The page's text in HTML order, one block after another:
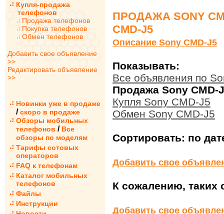
Купля-продажа
телефонов
Продажа телефонов
Покупка телефонов
Обмен телефонов
Добавить свое объявление
>>
Редактировать объявление
>>
Новинки уже в продаже
/ скоро в продаже
Обзоры мобильных
телефонов / Все
обзоры по моделям
Тарифы сотовых
операторов
FAQ к телефонам
Каталог мобильных
телефонов
Файлы
Инструкции
ПРОДАЖА SONY
CMD-J5
Описание Sony CMD-J5
Показывать:
Все объявления по
Продажа Sony CMD-
Купля Sony CMD-J5
Обмен Sony CMD-J5
Сортировать: по
Добавить свое
К сожалению, таких
Добавить свое